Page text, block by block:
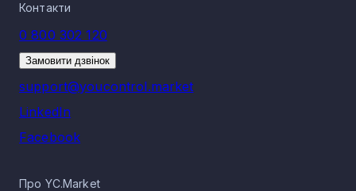
Контакти
0 800 302 120
Замовити дзвінок
support@youcontrol.market
LinkedIn
Facebook
Про YC.Market